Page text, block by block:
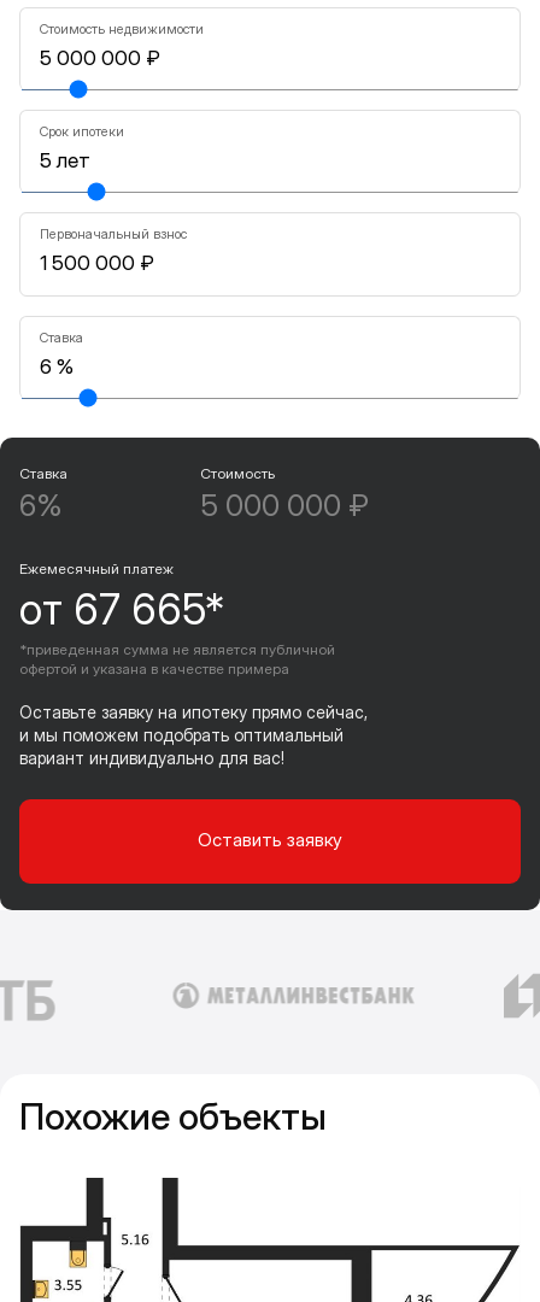
Стоимость недвижимости
Срок ипотеки
Первоначальный взнос
Ставка
Ставка
6%
Стоимость
5 000 000 ₽
Ежемесячный платеж
от 67 665*
*приведенная сумма не является публичной
офертой и указана в качестве примера
Оставьте заявку на ипотеку прямо сейчас,
и мы поможем подобрать оптимальный
вариант индивидуально для вас!
Оставить заявку
Похожие объекты